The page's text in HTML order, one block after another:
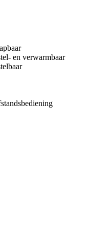
en verwarmbaar